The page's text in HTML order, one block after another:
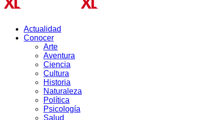
Actualidad
Conocer
Arte
Aventura
Ciencia
Cultura
Historia
Naturaleza
Política
Psicología
Salud